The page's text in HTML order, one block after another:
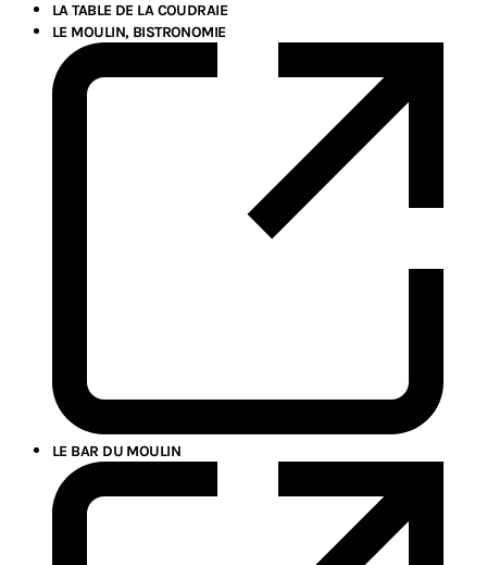
LA TABLE DE LA COUDRAIE
LE MOULIN, BISTRONOMIE
LE BAR DU MOULIN